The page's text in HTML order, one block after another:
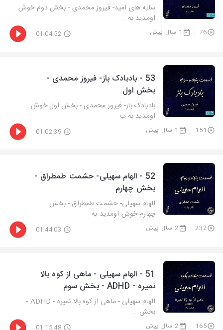
سایه های امید- فیروز محمدی - بخش دوم خوش
اومدید به...
76 1 سال پیش 01:04:52
53 - بادبادک باز- فیروز محمدی -
بخش اول
بادبادک باز- فیروز محمدی - بخش اول خوش
اومدید به ب...
151 1 سال پیش 01:02:39
52 - الهام سهیلی- حشمت طمطراق -
بخش چهارم
الهام سهیلی- حشمت طمطراق - بخش
چهارم خوش اومدید به...
232 2 سال پیش 01:44:03
51 - الهام سهیلی - ماهی از کوه بالا
نمیره - ADHD - بخش سوم
الهام سهیلی - ماهی از کوه بالا نمیره - ADHD -
بخش ...
165 2 سال پیش 01:15:48